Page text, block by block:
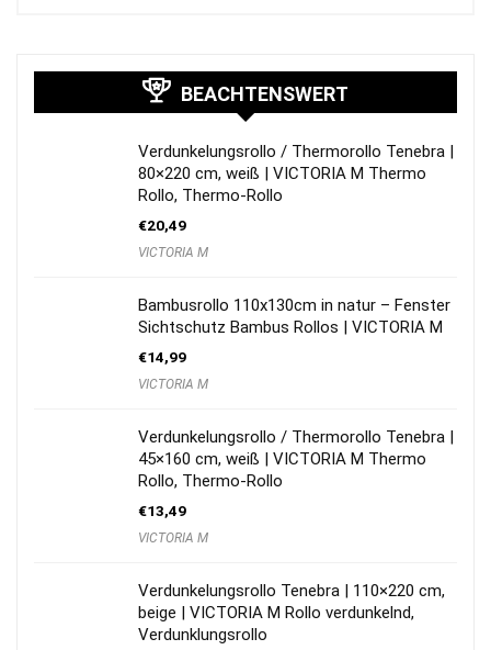
BEACHTENSWERT
Verdunkelungsrollo / Thermorollo Tenebra |
80×220 cm, weiß | VICTORIA M Thermo
Rollo, Thermo-Rollo
€20,49
VICTORIA M
Bambusrollo 110x130cm in natur – Fenster
Sichtschutz Bambus Rollos | VICTORIA M
€14,99
VICTORIA M
Verdunkelungsrollo / Thermorollo Tenebra |
45×160 cm, weiß | VICTORIA M Thermo
Rollo, Thermo-Rollo
€13,49
VICTORIA M
Verdunkelungsrollo Tenebra | 110×220 cm,
beige | VICTORIA M Rollo verdunkelnd,
Verdunklungsrollo